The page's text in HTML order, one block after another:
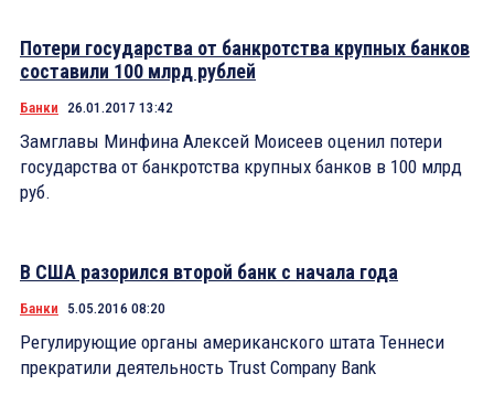
Потери государства от банкротства крупных банков
составили 100 млрд рублей
Банки 26.01.2017 13:42
Замглавы Минфина Алексей Моисеев оценил потери
государства от банкротства крупных банков в 100 млрд
руб.
В США разорился второй банк с начала года
Банки 5.05.2016 08:20
Регулирующие органы американского штата Теннеси
прекратили деятельность Trust Company Bank